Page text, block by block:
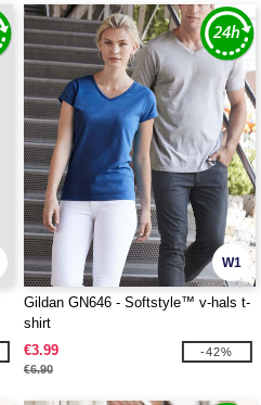
W1
Gildan GN646 - Softstyle™ v-hals t-
shirt
€3.99
€6.90
-42%